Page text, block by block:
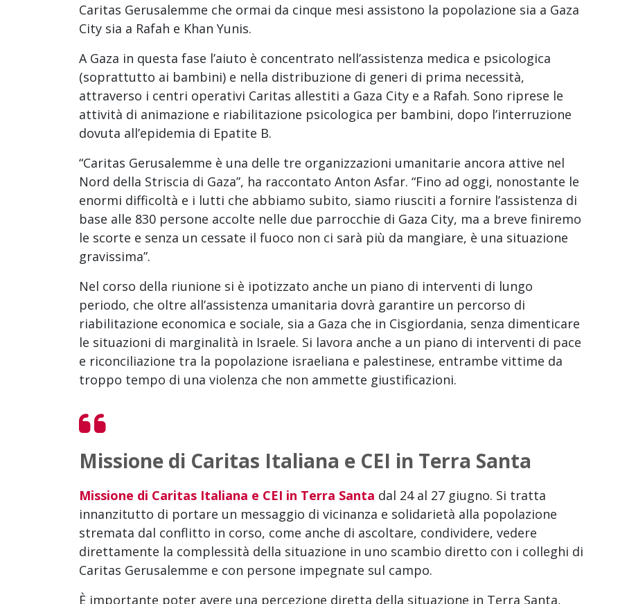
Caritas Gerusalemme che ormai da cinque mesi assistono la popolazione sia a Gaza
City sia a Rafah e Khan Yunis.
A Gaza in questa fase l’aiuto è concentrato nell’assistenza medica e psicologica
(soprattutto ai bambini) e nella distribuzione di generi di prima necessità,
attraverso i centri operativi Caritas allestiti a Gaza City e a Rafah. Sono riprese le
attività di animazione e riabilitazione psicologica per bambini, dopo l’interruzione
dovuta all’epidemia di Epatite B.
“Caritas Gerusalemme è una delle tre organizzazioni umanitarie ancora attive nel
Nord della Striscia di Gaza”, ha raccontato Anton Asfar. “Fino ad oggi, nonostante le
enormi difficoltà e i lutti che abbiamo subito, siamo riusciti a fornire l’assistenza di
base alle 830 persone accolte nelle due parrocchie di Gaza City, ma a breve finiremo
le scorte e senza un cessate il fuoco non ci sarà più da mangiare, è una situazione
gravissima”.
Nel corso della riunione si è ipotizzato anche un piano di interventi di lungo
periodo, che oltre all’assistenza umanitaria dovrà garantire un percorso di
riabilitazione economica e sociale, sia a Gaza che in Cisgiordania, senza dimenticare
le situazioni di marginalità in Israele. Si lavora anche a un piano di interventi di pace
e riconciliazione tra la popolazione israeliana e palestinese, entrambe vittime da
troppo tempo di una violenza che non ammette giustificazioni.
Missione di Caritas Italiana e CEI in Terra Santa
Missione di Caritas Italiana e CEI in Terra Santa dal 24 al 27 giugno. Si tratta
innanzitutto di portare un messaggio di vicinanza e solidarietà alla popolazione
stremata dal conflitto in corso, come anche di ascoltare, condividere, vedere
direttamente la complessità della situazione in uno scambio diretto con i colleghi di
Caritas Gerusalemme e con persone impegnate sul campo.
È importante poter avere una percezione diretta della situazione in Terra Santa,